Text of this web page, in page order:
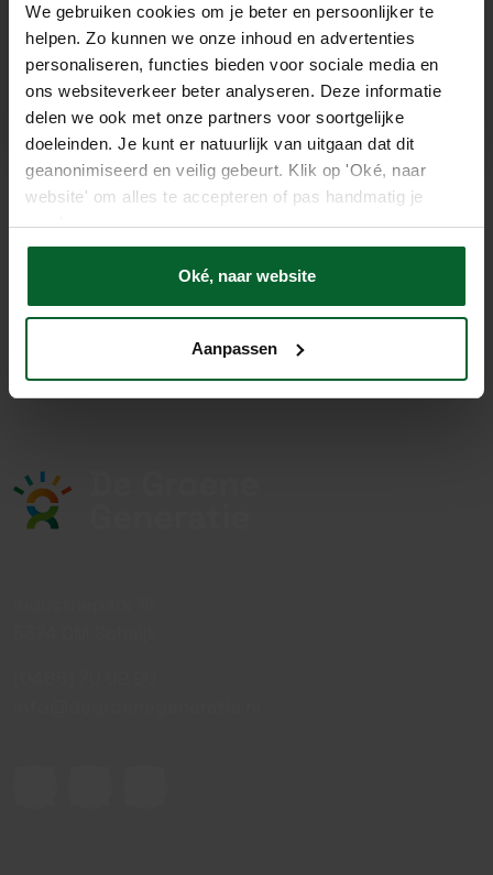
We gebruiken cookies om je beter en persoonlijker te
helpen. Zo kunnen we onze inhoud en advertenties
personaliseren, functies bieden voor sociale media en
ons websiteverkeer beter analyseren. Deze informatie
delen we ook met onze partners voor soortgelijke
doeleinden. Je kunt er natuurlijk van uitgaan dat dit
geanonimiseerd en veilig gebeurt. Klik op 'Oké, naar
website' om alles te accepteren of pas handmatig je
voorkeuren aan.
Oké, naar website
Aanpassen
Appartement
Stap voor stap verduurzamen met De Groene Generatie
* Terugverdientijd is inclusief de geschatte ISDE-subsidie. Alle bedragen
zijn een indicatie op basis van je antwoorden en gemiddelde
energieprijzen; je exacte berekening en subsidie volgen in het gratis
adviesgesprek. © De Groene Generatie · Industriepark 15, Schaijk · (0486)
70 02 90